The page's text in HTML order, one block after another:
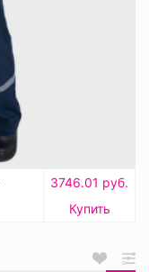
3746.01 руб.
Купить